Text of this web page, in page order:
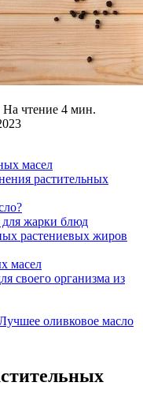
На чтение 4 мин.
масел
растительных
жарки блюд
растениевых жиров
масел
своего организма из
оливковое масло